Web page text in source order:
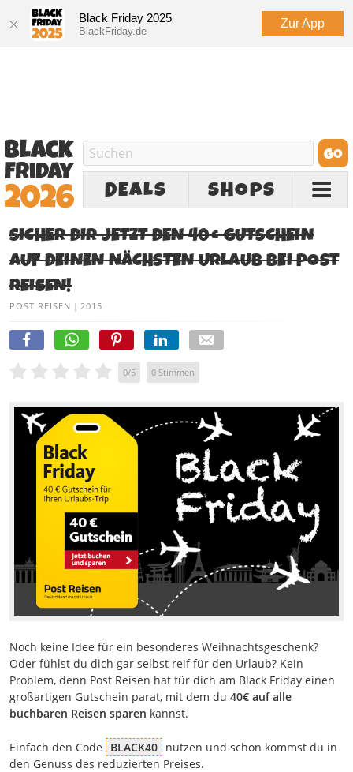
Black Friday 2025
BlackFriday.de
Zur App
DEALS SHOPS
SICHER DIR JETZT DEN 40€ GUTSCHEIN
AUF DEINEN NÄCHSTEN URLAUB BEI POST
REISEN!
POST REISEN | 2015
0/5 0 Stimmen
Noch keine Idee für ein besonderes Weihnachtsgeschenk?
Oder fühlst du dich gar selbst reif für den Urlaub? Kein
Problem, denn Post Reisen hat für dich am Black Friday einen
großartigen Gutschein parat, mit dem du 40€ auf alle
buchbaren Reisen sparen kannst.
Einfach den Code BLACK40 nutzen und schon kommst du in
den Genuss des reduzierten Preises.